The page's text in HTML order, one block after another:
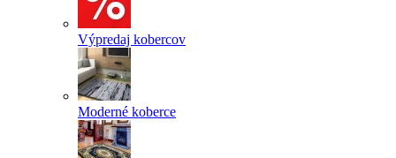
Výpredaj kobercov
Moderné koberce